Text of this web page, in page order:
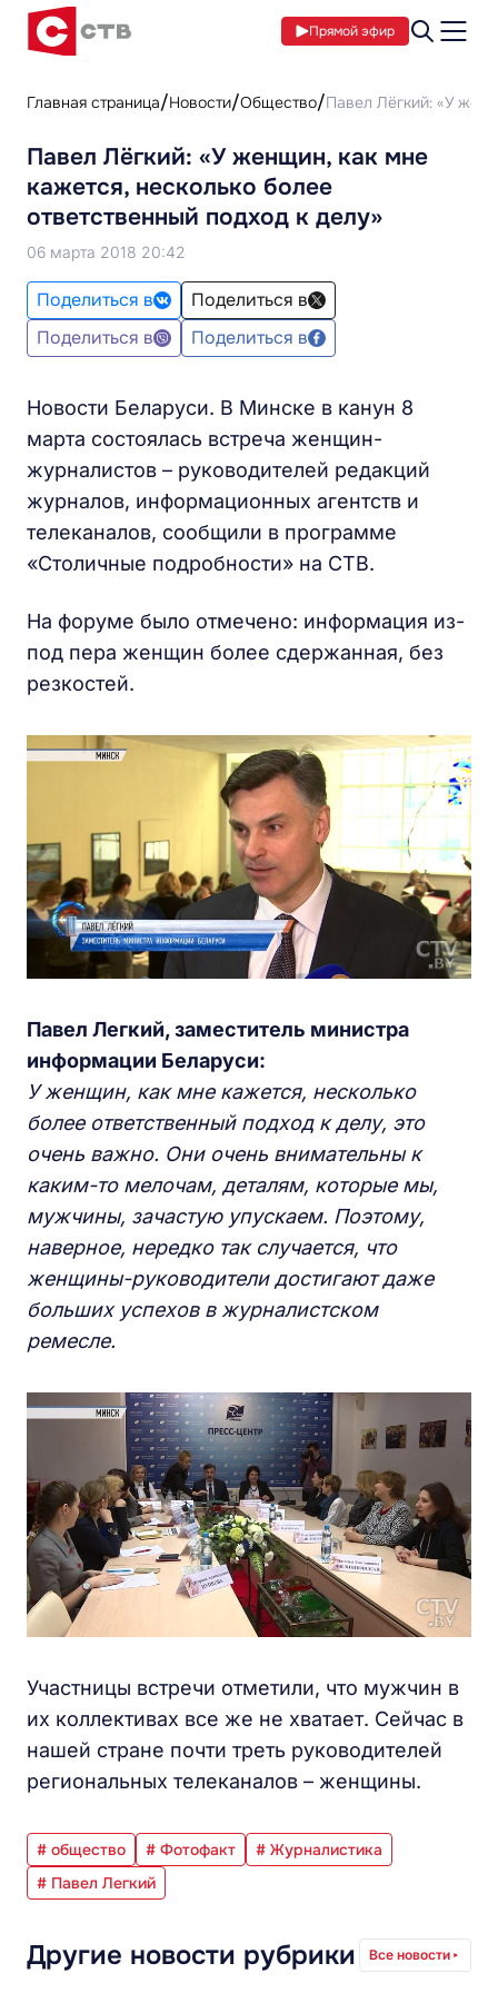
Прямой эфир
Главная страница Новости Общество Павел Лёгкий: «У
Павел Лёгкий: «У женщин, как мне
кажется, несколько более
ответственный подход к делу»
06 марта 2018 20:42
Поделиться в
Поделиться в
Поделиться в
Поделиться в
Новости Беларуси. В Минске в канун 8
марта состоялась встреча женщин-
журналистов – руководителей редакций
журналов, информационных агентств и
телеканалов, сообщили в программе
«Столичные подробности» на СТВ.
На форуме было отмечено: информация из-
под пера женщин более сдержанная, без
резкостей.
Павел Легкий, заместитель министра
информации Беларуси:
У женщин, как мне кажется, несколько
более ответственный подход к делу, это
очень важно. Они очень внимательны к
каким-то мелочам, деталям, которые мы,
мужчины, зачастую упускаем. Поэтому,
наверное, нередко так случается, что
женщины-руководители достигают даже
больших успехов в журналистском
ремесле.
Участницы встречи отметили, что мужчин в
их коллективах все же не хватает. Сейчас в
нашей стране почти треть руководителей
региональных телеканалов – женщины.
# общество # Фотофакт
# Журналистика
# Павел Легкий
Другие новости рубрики Все новости